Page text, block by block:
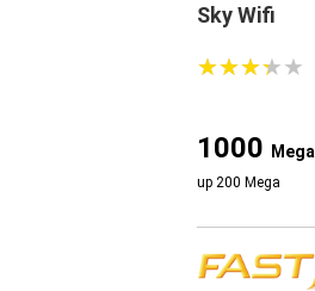
Sky Wifi
★★★★★
★★★★★
1000 Mega
up 200 Mega